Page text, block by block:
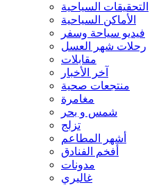
التحقيقات السياحية
الأماكن السياحية
فيديو سياحة وسفر
رحلات شهر العسل
مقابلات
آخر الأخبار
منتجعات صحية
مغامرة
شمس و بحر
تزلج
أشهر المطاعم
أفخم الفنادق
مدونات
غاليري